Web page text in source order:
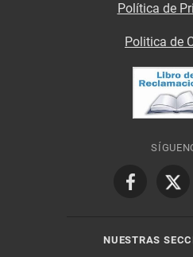
Política de
Politica de
NUESTRAS